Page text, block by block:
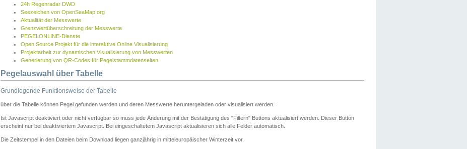
24h Regenradar DWD
Seezeichen von OpenSeaMap.org
Aktualität der Messwerte
Grenzwertüberschreitung der Messwerte
PEGELONLINE-Dienste
Open Source Projekt für die interaktive Online Visualisierung
Projektarbeit zur dynamischen Visualisierung von Messwerten
Generierung von QR-Codes für Pegelstammdatenseiten
Pegelauswahl über Tabelle
Grundlegende Funktionsweise der Tabelle
über die Tabelle können Pegel gefunden werden und deren Messwerte heruntergeladen oder visualisiert werden.
Ist Javascript deaktiviert oder nicht verfügbar so muss jede Änderung mit der Bestätigung des "Filtern" Buttons aktualisiert werden. Dieser Button
erscheint nur bei deaktiviertem Javascript. Bei eingeschaltetem Javascript aktualisieren sich alle Felder automatisch.
Die Zeitstempel in den Dateien beim Download liegen ganzjährig in mitteleuropäischer Winterzeit vor.